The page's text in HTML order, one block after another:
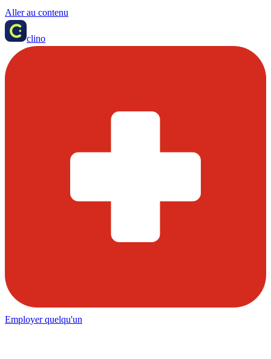
Aller au contenu
clino
Employer quelqu'un